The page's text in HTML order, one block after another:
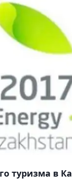
туризма в